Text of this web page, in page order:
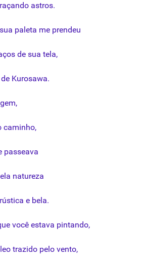
astros.
sua paleta me prendeu
de sua tela,
de Kurosawa.
,
caminho,
passeava
natureza
e bela.
você estava pintando,
trazido pelo vento,